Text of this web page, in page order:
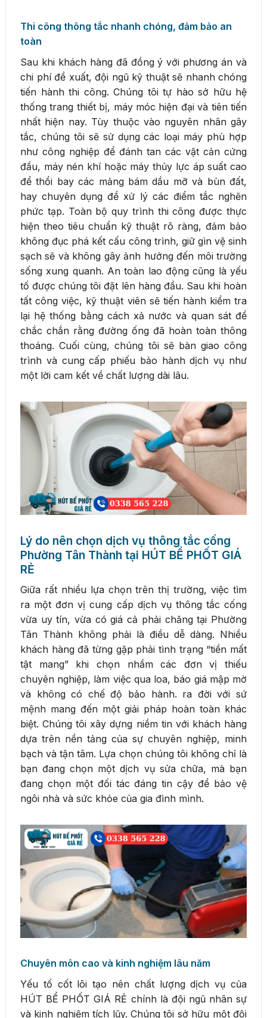
Thi công thông tắc nhanh chóng, đảm bảo an
toàn
Sau khi khách hàng đã đồng ý với phương án và
chi phí đề xuất, đội ngũ kỹ thuật sẽ nhanh chóng
tiến hành thi công. Chúng tôi tự hào sở hữu hệ
thống trang thiết bị, máy móc hiện đại và tiên tiến
nhất hiện nay. Tùy thuộc vào nguyên nhân gây
tắc, chúng tôi sẽ sử dụng các loại máy phù hợp
như công nghiệp để đánh tan các vật cản cứng
đầu, máy nén khí hoặc máy thủy lực áp suất cao
để thổi bay các mảng bám dầu mỡ và bùn đất,
hay chuyên dụng để xử lý các điểm tắc nghẽn
phức tạp. Toàn bộ quy trình thi công được thực
hiện theo tiêu chuẩn kỹ thuật rõ ràng, đảm bảo
không đục phá kết cấu công trình, giữ gìn vệ sinh
sạch sẽ và không gây ảnh hưởng đến môi trường
sống xung quanh. An toàn lao động cũng là yếu
tố được chúng tôi đặt lên hàng đầu. Sau khi hoàn
tất công việc, kỹ thuật viên sẽ tiến hành kiểm tra
lại hệ thống bằng cách xả nước và quan sát để
chắc chắn rằng đường ống đã hoàn toàn thông
thoáng. Cuối cùng, chúng tôi sẽ bàn giao công
trình và cung cấp phiếu bảo hành dịch vụ như
một lời cam kết về chất lượng dài lâu.
Lý do nên chọn dịch vụ thông tắc cống
Phường Tân Thành tại HÚT BỂ PHỐT GIÁ
RẺ
Giữa rất nhiều lựa chọn trên thị trường, việc tìm
ra một đơn vị cung cấp dịch vụ thông tắc cống
vừa uy tín, vừa có giá cả phải chăng tại Phường
Tân Thành không phải là điều dễ dàng. Nhiều
khách hàng đã từng gặp phải tình trạng “tiền mất
tật mang” khi chọn nhầm các đơn vị thiếu
chuyên nghiệp, làm việc qua loa, báo giá mập mờ
và không có chế độ bảo hành. ra đời với sứ
mệnh mang đến một giải pháp hoàn toàn khác
biệt. Chúng tôi xây dựng niềm tin với khách hàng
dựa trên nền tảng của sự chuyên nghiệp, minh
bạch và tận tâm. Lựa chọn chúng tôi không chỉ là
bạn đang chọn một dịch vụ sửa chữa, mà bạn
đang chọn một đối tác đáng tin cậy để bảo vệ
ngôi nhà và sức khỏe của gia đình mình.
Chuyên môn cao và kinh nghiệm lâu năm
Yếu tố cốt lõi tạo nên chất lượng dịch vụ của
HÚT BỂ PHỐT GIÁ RẺ chính là đội ngũ nhân sự
và kinh nghiệm tích lũy. Chúng tôi sở hữu một đội